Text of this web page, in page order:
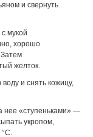
и свернуть
мукой
хорошо
желток.
и снять кожицу,
нее «ступеньками» —
укропом,
°С.